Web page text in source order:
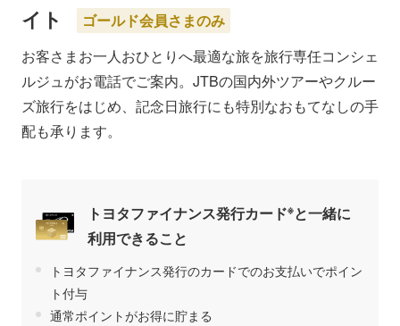
イト
ゴールド会員さまのみ
お客さまお一人おひとりへ最適な旅を旅行専任コンシェ
ルジュがお電話でご案内。JTBの国内外ツアーやクルー
ズ旅行をはじめ、記念日旅行にも特別なおもてなしの手
配も承ります。
トヨタファイナンス発行カード※と一緒に
利用できること
トヨタファイナンス発行のカードでのお支払いでポイン
ト付与
通常ポイントがお得に貯まる